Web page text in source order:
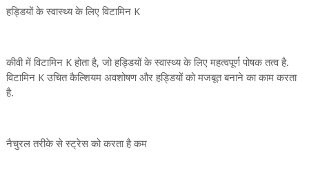
हड्डियों के स्वास्थ्य के लिए विटामिन K
कीवी में विटामिन K होता है, जो हड्डियों के स्वास्थ्य के लिए महत्वपूर्ण पोषक तत्व है.
विटामिन K उचित कैल्शियम अवशोषण और हड्डियों को मजबूत बनाने का काम करता
है.
नैचुरल तरीके से स्ट्रेस को करता है कम